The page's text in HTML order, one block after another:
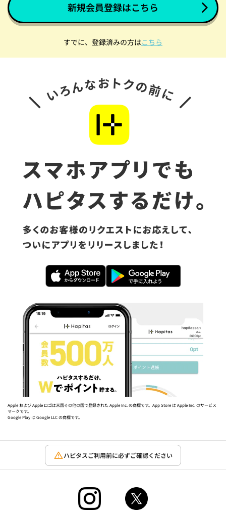
新規会員登録はこちら
すでに、登録済みの方はこちら
Apple および Apple ロゴは米国その他の国で登録された Apple Inc. の商標です。App Store は Apple Inc. のサービス
マークです。
Google Play は Google LLC の商標です。
ハピタスご利用前に必ずご確認ください